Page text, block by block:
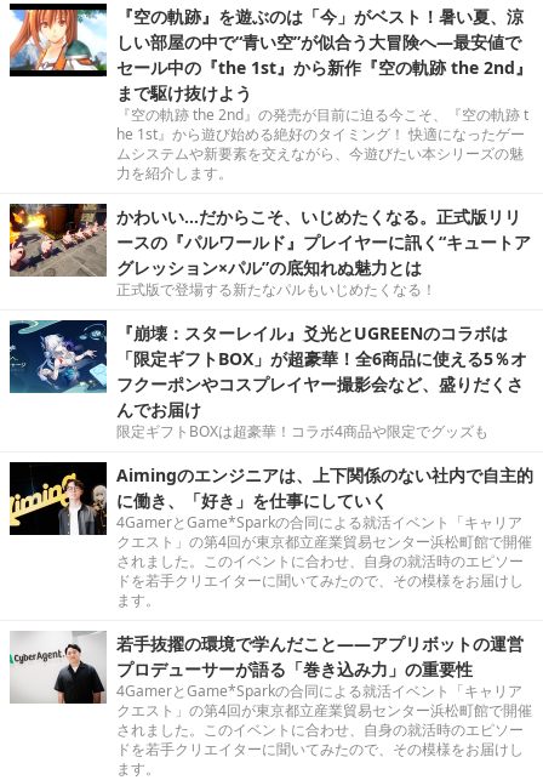
『空の軌跡』を遊ぶのは「今」がベスト！暑い夏、涼
しい部屋の中で“青い空”が似合う大冒険へ―最安値で
セール中の『the 1st』から新作『空の軌跡 the 2nd』
まで駆け抜けよう
『空の軌跡 the 2nd』の発売が目前に迫る今こそ、『空の軌跡 t
he 1st』から遊び始める絶好のタイミング！ 快適になったゲー
ムシステムや新要素を交えながら、今遊びたい本シリーズの魅
力を紹介します。
かわいい…だからこそ、いじめたくなる。正式版リリ
ースの『パルワールド』プレイヤーに訊く“キュートア
グレッション×パル”の底知れぬ魅力とは
正式版で登場する新たなパルもいじめたくなる！
『崩壊：スターレイル』爻光とUGREENのコラボは
「限定ギフトBOX」が超豪華！全6商品に使える5％オ
フクーポンやコスプレイヤー撮影会など、盛りだくさ
んでお届け
限定ギフトBOXは超豪華！コラボ4商品や限定でグッズも
Aimingのエンジニアは、上下関係のない社内で自主的
に働き、「好き」を仕事にしていく
4GamerとGame*Sparkの合同による就活イベント「キャリア
クエスト」の第4回が東京都立産業貿易センター浜松町館で開催
されました。このイベントに合わせ、自身の就活時のエピソー
ドを若手クリエイターに聞いてみたので、その模様をお届けし
ます。
若手抜擢の環境で学んだこと――アプリボットの運営
プロデューサーが語る「巻き込み力」の重要性
4GamerとGame*Sparkの合同による就活イベント「キャリア
クエスト」の第4回が東京都立産業貿易センター浜松町館で開催
されました。このイベントに合わせ、自身の就活時のエピソー
ドを若手クリエイターに聞いてみたので、その模様をお届けし
ます。